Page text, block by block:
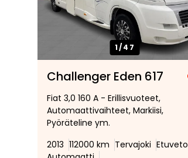
1/47
Challenger Eden 617
Fiat 3,0 160 A - Erillisvuoteet,
Automaattivaihteet, Markiisi,
Pyöräteline ym.
2013 112000 km Tervajoki Etuveto